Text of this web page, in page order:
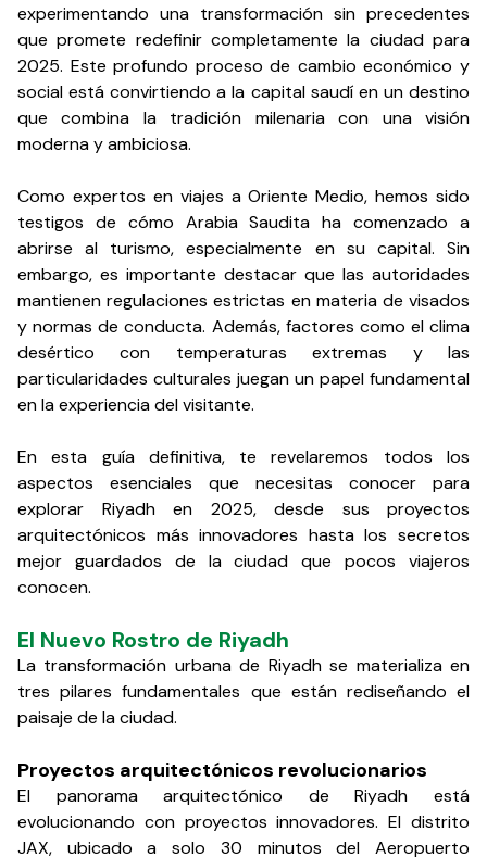
experimentando una transformación sin precedentes
que promete redefinir completamente la ciudad para
2025. Este profundo proceso de cambio económico y
social está convirtiendo a la capital saudí en un destino
que combina la tradición milenaria con una visión
moderna y ambiciosa.
Como expertos en viajes a Oriente Medio, hemos sido
testigos de cómo Arabia Saudita ha comenzado a
abrirse al turismo, especialmente en su capital. Sin
embargo, es importante destacar que las autoridades
mantienen regulaciones estrictas en materia de visados
y normas de conducta. Además, factores como el clima
desértico con temperaturas extremas y las
particularidades culturales juegan un papel fundamental
en la experiencia del visitante.
En esta guía definitiva, te revelaremos todos los
aspectos esenciales que necesitas conocer para
explorar Riyadh en 2025, desde sus proyectos
arquitectónicos más innovadores hasta los secretos
mejor guardados de la ciudad que pocos viajeros
conocen.
El Nuevo Rostro de Riyadh
La transformación urbana de Riyadh se materializa en
tres pilares fundamentales que están rediseñando el
paisaje de la ciudad.
Proyectos arquitectónicos revolucionarios
El panorama arquitectónico de Riyadh está
evolucionando con proyectos innovadores. El distrito
JAX, ubicado a solo 30 minutos del Aeropuerto